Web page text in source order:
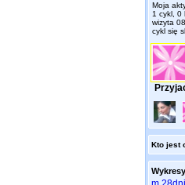
Moja
1 cykl, 0
wizyta
cykl się
Kto jest